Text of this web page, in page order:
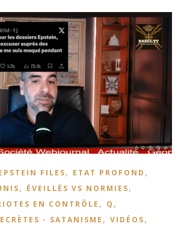
FILES, ETAT PROFOND ,
, ÉVEILLÉS VS NORMIES,
EN CONTRÔLE , Q ,
- SATANISME , VIDÉOS,